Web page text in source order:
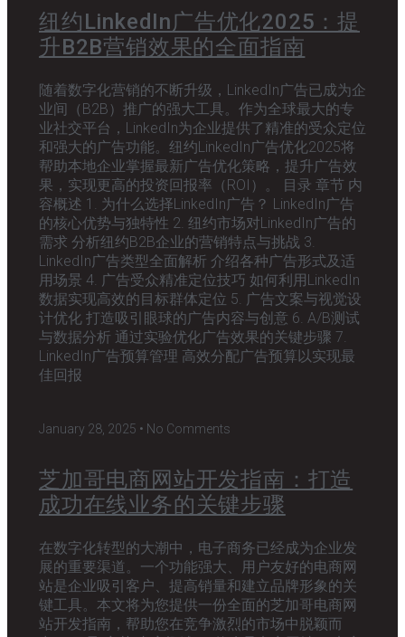
纽约LinkedIn广告优化2025：提
升B2B营销效果的全面指南
随着数字化营销的不断升级，LinkedIn广告已成为企
业间（B2B）推广的强大工具。作为全球最大的专
业社交平台，LinkedIn为企业提供了精准的受众定位
和强大的广告功能。纽约LinkedIn广告优化2025将
帮助本地企业掌握最新广告优化策略，提升广告效
果，实现更高的投资回报率（ROI）。 目录 章节 内
容概述 1. 为什么选择LinkedIn广告？ LinkedIn广告
的核心优势与独特性 2. 纽约市场对LinkedIn广告的
需求 分析纽约B2B企业的营销特点与挑战 3.
LinkedIn广告类型全面解析 介绍各种广告形式及适
用场景 4. 广告受众精准定位技巧 如何利用LinkedIn
数据实现高效的目标群体定位 5. 广告文案与视觉设
计优化 打造吸引眼球的广告内容与创意 6. A/B测试
与数据分析 通过实验优化广告效果的关键步骤 7.
LinkedIn广告预算管理 高效分配广告预算以实现最
佳回报
January 28, 2025 No Comments
芝加哥电商网站开发指南：打造
成功在线业务的关键步骤
在数字化转型的大潮中，电子商务已经成为企业发
展的重要渠道。一个功能强大、用户友好的电商网
站是企业吸引客户、提高销量和建立品牌形象的关
键工具。本文将为您提供一份全面的芝加哥电商网
站开发指南，帮助您在竞争激烈的市场中脱颖而